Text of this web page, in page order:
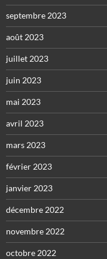
septembre 2023
août 2023
juillet 2023
juin 2023
mai 2023
avril 2023
mars 2023
février 2023
janvier 2023
décembre 2022
novembre 2022
octobre 2022